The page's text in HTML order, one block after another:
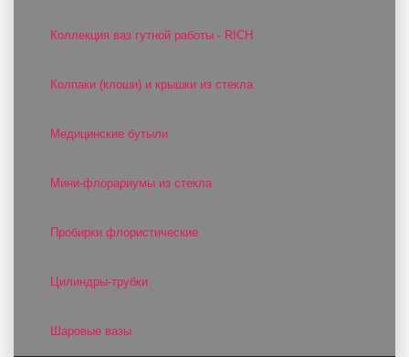
Коллекция ваз гутной работы - RICH
Колпаки (клоши) и крышки из стекла
Медицинские бутыли
Мини-флорариумы из стекла
Пробирки флористические
Цилиндры-трубки
Шаровые вазы